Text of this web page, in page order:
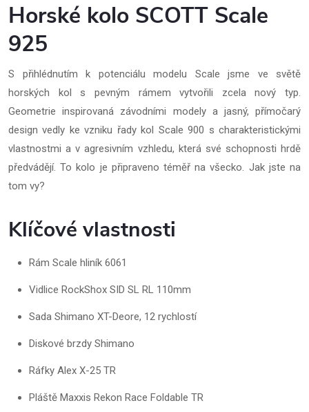
Horské kolo SCOTT Scale
925
S přihlédnutím k potenciálu modelu Scale jsme ve světě
horských kol s pevným rámem vytvořili zcela nový typ.
Geometrie inspirovaná závodními modely a jasný, přímočarý
design vedly ke vzniku řady kol Scale 900 s charakteristickými
vlastnostmi a v agresivním vzhledu, která své schopnosti hrdě
předvádějí. To kolo je připraveno téměř na všecko. Jak jste na
tom vy?
Klíčové vlastnosti
Rám Scale hliník 6061
Vidlice RockShox SID SL RL 110mm
Sada Shimano XT-Deore, 12 rychlostí
Diskové brzdy Shimano
Ráfky Alex X-25 TR
Pláště Maxxis Rekon Race Foldable TR